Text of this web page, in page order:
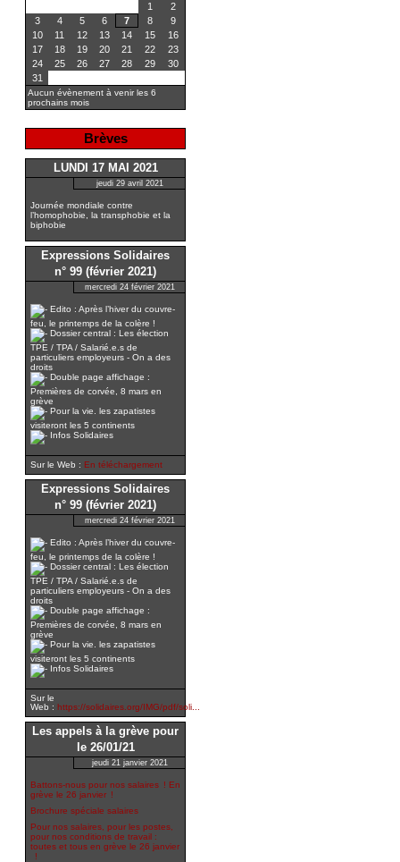
1
2
3
4 5 6 7 8
9
10
11 12 13 14 15
16
17
18 19 20 21 22
23
24
25 26 27 28 29
30
31
Aucun évènement à venir les 6
prochains mois
Brèves
LUNDI 17 MAI 2021
jeudi 29 avril 2021
Journée mondiale contre
l’homophobie, la transphobie et la
biphobie
Expressions Solidaires
n° 99 (février 2021)
mercredi 24 février 2021
Edito : Après l’hiver du couvre-
feu, le printemps de la colère !
Dossier central : Les élection
TPE / TPA / Salarié.e.s de
particuliers employeurs - On a des
droits
Double page affichage :
Premières de corvée, 8 mars en
grève
Pour la vie. les zapatistes
visiteront les 5 continents
Infos Solidaires
Sur le Web : En téléchargement
Expressions Solidaires
n° 99 (février 2021)
mercredi 24 février 2021
Edito : Après l’hiver du couvre-
feu, le printemps de la colère !
Dossier central : Les élection
TPE / TPA / Salarié.e.s de
particuliers employeurs - On a des
droits
Double page affichage :
Premières de corvée, 8 mars en
grève
Pour la vie. les zapatistes
visiteront les 5 continents
Infos Solidaires
Sur le
Web : https://solidaires.org/IMG/pdf/soli...
Les appels à la grève pour
le 26/01/21
jeudi 21 janvier 2021
Battons-nous pour nos salaires ! En
grève le 26 janvier !
Brochure spéciale salaires
Pour nos salaires, pour les postes,
pour nos conditions de travail :
toutes et tous en grève le 26 janvier
!